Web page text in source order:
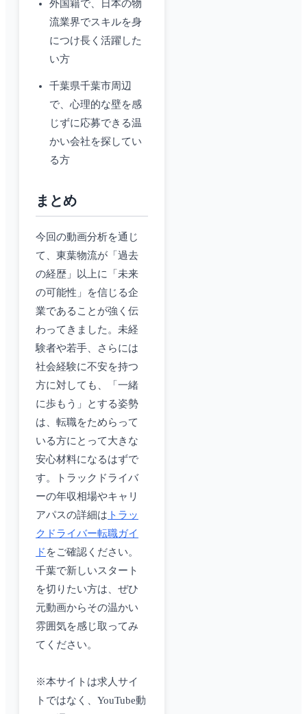
外国籍で、日本の物
流業界でスキルを身
につけ長く活躍した
い方
千葉県千葉市周辺
で、心理的な壁を感
じずに応募できる温
かい会社を探してい
る方
まとめ
今回の動画分析を通じ
て、東葉物流が「過去
の経歴」以上に「未来
の可能性」を信じる企
業であることが強く伝
わってきました。未経
験者や若手、さらには
社会経験に不安を持つ
方に対しても、「一緒
に歩もう」とする姿勢
は、転職をためらって
いる方にとって大きな
安心材料になるはずで
す。トラックドライバ
ーの年収相場やキャリ
アパスの詳細は トラッ
クドライバー転職ガイ
ド をご確認ください。
千葉で新しいスタート
を切りたい方は、ぜひ
元動画からその温かい
雰囲気を感じ取ってみ
てください。
※本サイトは求人サイ
トではなく、YouTube動